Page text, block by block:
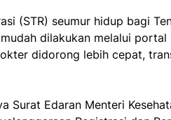
(STR) seumur hidup bagi
dilakukan melalui portal
didorong lebih cepat,
Surat Edaran Menteri